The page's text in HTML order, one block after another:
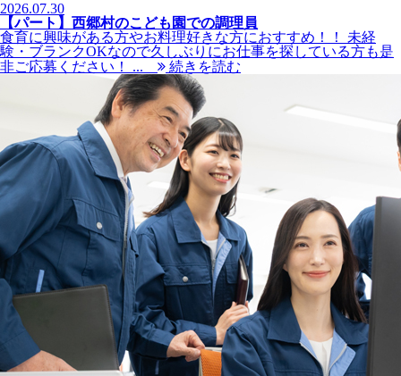
2026.07.30
【パート】西郷村のこども園での調理員
食育に興味がある方やお料理好きな方におすすめ！！ 未経
験・ブランクOKなので久しぶりにお仕事を探している方も是
非ご応募ください！ ...
続きを読む